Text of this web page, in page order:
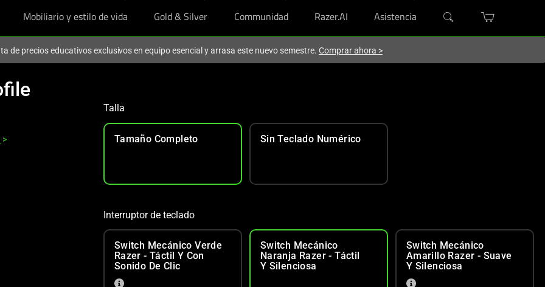
Mobiliario y estilo de vida Gold & Silver Communidad Razer.AI Asistencia
de precios educativos exclusivos en equipo esencial y arrasa este nuevo semestre. Comprar ahora >
>
Talla
Tamaño Completo Sin Teclado Numérico
Interruptor de teclado
Switch Mecánico Verde
Razer - Táctil Y Con
Sonido De Clic
Switch Mecánico
Naranja Razer - Táctil
Y Silenciosa
Switch Mecánico
Amarillo Razer - Suave
Y Silenciosa